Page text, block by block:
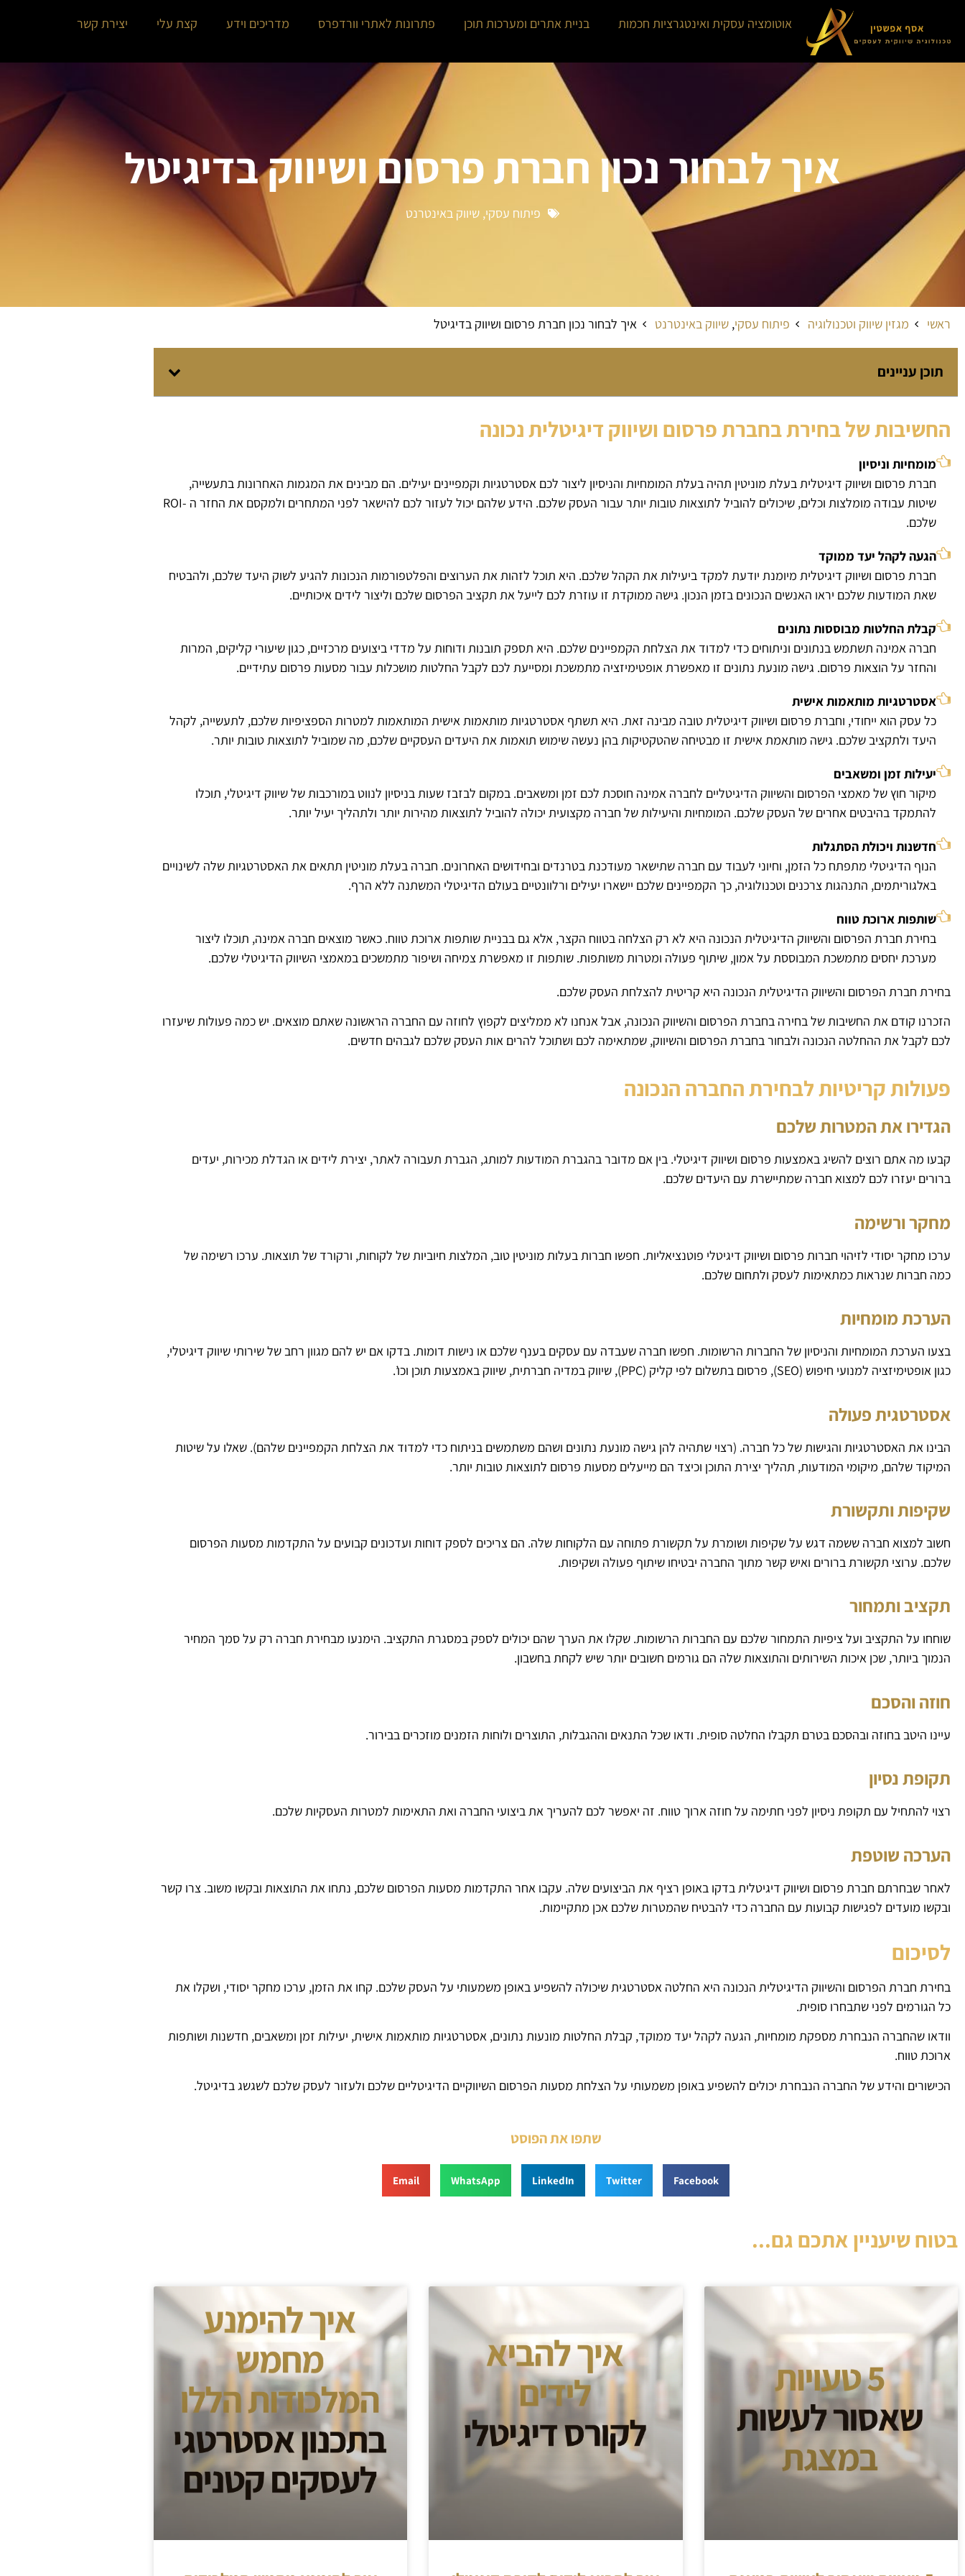
אוטומציה עסקית ואינטגרציות חכמות בניית אתרים ומערכות תוכן פתרונות לאתרי וורדפרס מדריכים וידע קצת עלי יצירת קשר
איך לבחור נכון חברת פרסום ושיווק בדיגיטל
פיתוח עסקי, שיווק באינטרנט
ראשי מגזין שיווק וטכנולוגיה פיתוח עסקי, שיווק באינטרנט איך לבחור נכון חברת פרסום ושיווק בדיגיטל
תוכן עניינים
החשיבות של בחירת בחברת פרסום ושיווק דיגיטלית נכונה
מומחיות וניסיון
חברת פרסום ושיווק דיגיטלית בעלת מוניטין תהיה בעלת המומחיות והניסיון ליצור לכם אסטרטגיות וקמפיינים יעילים. הם מבינים את המגמות האחרונות בתעשייה,
שיטות עבודה מומלצות וכלים, שיכולים להוביל לתוצאות טובות יותר עבור העסק שלכם. הידע שלהם יכול לעזור לכם להישאר לפני המתחרים ולמקסם את החזר ה -ROI
שלכם.
הגעה לקהל יעד ממוקד
חברת פרסום ושיווק דיגיטלית מיומנת יודעת למקד ביעילות את הקהל שלכם. היא תוכל לזהות את הערוצים והפלטפורמות הנכונות להגיע לשוק היעד שלכם, ולהבטיח
שאת המודעות שלכם יראו האנשים הנכונים בזמן הנכון. גישה ממוקדת זו עוזרת לכם לייעל את תקציב הפרסום שלכם וליצור לידים איכותיים.
קבלת החלטות מבוססות נתונים
חברה אמינה תשתמש בנתונים וניתוחים כדי למדוד את הצלחת הקמפיינים שלכם. היא תספק תובנות ודוחות על מדדי ביצועים מרכזיים, כגון שיעורי קליקים, המרות
והחזר על הוצאות פרסום. גישה מונעת נתונים זו מאפשרת אופטימיזציה מתמשכת ומסייעת לכם לקבל החלטות מושכלות עבור מסעות פרסום עתידיים.
אסטרטגיות מותאמות אישית
כל עסק הוא ייחודי, וחברת פרסום ושיווק דיגיטלית טובה מבינה זאת. היא תשתף אסטרטגיות מותאמות אישית המותאמות למטרות הספציפיות שלכם, לתעשייה, לקהל
היעד ולתקציב שלכם. גישה מותאמת אישית זו מבטיחה שהטקטיקות בהן נעשה שימוש תואמות את היעדים העסקיים שלכם, מה שמוביל לתוצאות טובות יותר.
יעילות זמן ומשאבים
מיקור חוץ של מאמצי הפרסום והשיווק הדיגיטליים לחברה אמינה חוסכת לכם זמן ומשאבים. במקום לבזבז שעות בניסיון לנווט במורכבות של שיווק דיגיטלי, תוכלו
להתמקד בהיבטים אחרים של העסק שלכם. המומחיות והיעילות של חברה מקצועית יכולה להוביל לתוצאות מהירות יותר ולתהליך יעיל יותר.
חדשנות ויכולת הסתגלות
הנוף הדיגיטלי מתפתח כל הזמן, וחיוני לעבוד עם חברה שתישאר מעודכנת בטרנדים ובחידושים האחרונים. חברה בעלת מוניטין תתאים את האסטרטגיות שלה לשינויים
באלגוריתמים, התנהגות צרכנים וטכנולוגיה, כך הקמפיינים שלכם יישארו יעילים ורלוונטיים בעולם הדיגיטלי המשתנה ללא הרף.
שותפות ארוכת טווח
בחירת חברת הפרסום והשיווק הדיגיטלית הנכונה היא לא רק הצלחה בטווח הקצר, אלא גם בבניית שותפות ארוכת טווח. כאשר מוצאים חברה אמינה, תוכלו ליצור
מערכת יחסים מתמשכת המבוססת על אמון, שיתוף פעולה ומטרות משותפות. שותפות זו מאפשרת צמיחה ושיפור מתמשכים במאמצי השיווק הדיגיטלי שלכם.
בחירת חברת הפרסום והשיווק הדיגיטלית הנכונה היא קריטית להצלחת העסק שלכם.
הזכרנו קודם את החשיבות של בחירה בחברת הפרסום והשיווק הנכונה, אבל אנחנו לא ממליצים לקפוץ לחוזה עם החברה הראשונה שאתם מוצאים. יש כמה פעולות שיעזרו
לכם לקבל את ההחלטה הנכונה ולבחור בחברת הפרסום והשיווק, שמתאימה לכם ושתוכל להרים אות העסק שלכם לגבהים חדשים.
פעולות קריטיות לבחירת החברה הנכונה
הגדירו את המטרות שלכם
קבעו מה אתם רוצים להשיג באמצעות פרסום ושיווק דיגיטלי. בין אם מדובר בהגברת המודעות למותג, הגברת תעבורה לאתר, יצירת לידים או הגדלת מכירות, יעדים
ברורים יעזרו לכם למצוא חברה שמתיישרת עם היעדים שלכם.
מחקר ורשימה
ערכו מחקר יסודי לזיהוי חברות פרסום ושיווק דיגיטלי פוטנציאליות. חפשו חברות בעלות מוניטין טוב, המלצות חיוביות של לקוחות, ורקורד של תוצאות. ערכו רשימה של
כמה חברות שנראות כמתאימות לעסק ולתחום שלכם.
הערכת מומחיות
בצעו הערכת המומחיות והניסיון של החברות הרשומות. חפשו חברה שעבדה עם עסקים בענף שלכם או נישות דומות. בדקו אם יש להם מגוון רחב של שירותי שיווק דיגיטלי,
כגון אופטימיזציה למנועי חיפוש (SEO), פרסום בתשלום לפי קליק (PPC), שיווק במדיה חברתית, שיווק באמצעות תוכן וכו’.
אסטרטגית פעולה
הבינו את האסטרטגיות והגישות של כל חברה. (רצוי שתהיה להן גישה מונעת נתונים ושהם משתמשים בניתוח כדי למדוד את הצלחת הקמפיינים שלהם). שאלו על שיטות
המיקוד שלהם, מיקומי המודעות, תהליך יצירת התוכן וכיצד הם מייעלים מסעות פרסום לתוצאות טובות יותר.
שקיפות ותקשורת
חשוב למצוא חברה ששמה דגש על שקיפות ושומרת על תקשורת פתוחה עם הלקוחות שלה. הם צריכים לספק דוחות ועדכונים קבועים על התקדמות מסעות הפרסום
שלכם. ערוצי תקשורת ברורים ואיש קשר מתוך החברה יבטיחו שיתוף פעולה ושקיפות.
תקציב ותמחור
שוחחו על התקציב ועל ציפיות התמחור שלכם עם החברות הרשומות. שקלו את הערך שהם יכולים לספק במסגרת התקציב. הימנעו מבחירת חברה רק על סמך המחיר
הנמוך ביותר, שכן איכות השירותים והתוצאות שלה הם גורמים חשובים יותר שיש לקחת בחשבון.
חוזה והסכם
עיינו היטב בחוזה ובהסכם בטרם תקבלו החלטה סופית. ודאו שכל התנאים וההגבלות, התוצרים ולוחות הזמנים מוזכרים בבירור.
תקופת נסיון
רצוי להתחיל עם תקופת ניסיון לפני חתימה על חוזה ארוך טווח. זה יאפשר לכם להעריך את ביצועי החברה ואת התאימות למטרות העסקיות שלכם.
הערכה שוטפת
לאחר שבחרתם חברת פרסום ושיווק דיגיטלית בדקו באופן רציף את הביצועים שלה. עקבו אחר התקדמות מסעות הפרסום שלכם, נתחו את התוצאות ובקשו משוב. צרו קשר
ובקשו מועדים לפגישות קבועות עם החברה כדי להבטיח שהמטרות שלכם אכן מתקיימות.
לסיכום
בחירת חברת הפרסום והשיווק הדיגיטלית הנכונה היא החלטה אסטרטגית שיכולה להשפיע באופן משמעותי על העסק שלכם. קחו את הזמן, ערכו מחקר יסודי, ושקלו את
כל הגורמים לפני שתבחרו סופית.
וודאו שהחברה הנבחרת מספקת מומחיות, הגעה לקהל יעד ממוקד, קבלת החלטות מונעות נתונים, אסטרטגיות מותאמות אישית, יעילות זמן ומשאבים, חדשנות ושותפות
ארוכת טווח.
הכישורים והידע של החברה הנבחרת יכולים להשפיע באופן משמעותי על הצלחת מסעות הפרסום השיווקיים הדיגיטליים שלכם ולעזור לעסק שלכם לשגשג בדיגיטל.
שתפו את הפוסט
Facebook
Twitter
LinkedIn
WhatsApp
Email
בטוח שיעניין אתכם גם...